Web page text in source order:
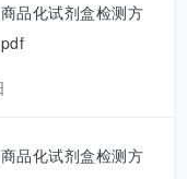
品化试剂盒检测方
品化试剂盒检测方